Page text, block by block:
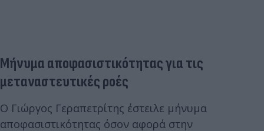
Μήνυμα αποφασιστικότητας για τις
μεταναστευτικές ροές
Ο Γιώργος Γεραπετρίτης έστειλε μήνυμα
αποφασιστικότητας όσον αφορά στην